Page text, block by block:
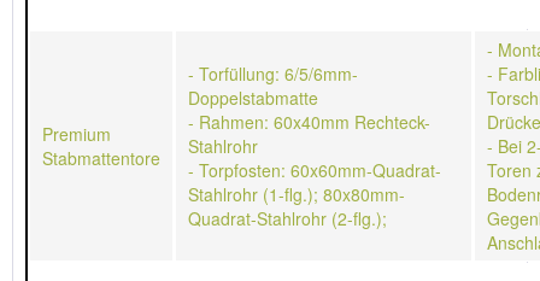
Premium
Stabmattentore
- Torfüllung: 6/5/6mm-
Doppelstabmatte
- Rahmen: 60x40mm Rechteck-
Stahlrohr
- Torpfosten: 60x60mm-Quadrat-
Stahlrohr (1-flg.); 80x80mm-
Quadrat-Stahlrohr (2-flg.);
-
-
- Bei
Toren